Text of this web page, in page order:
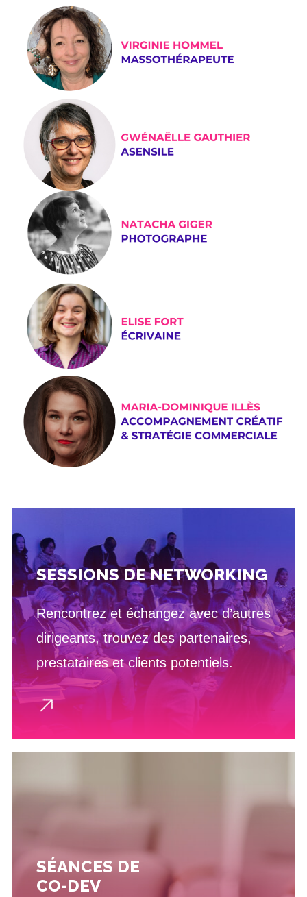
SESSIONS DE NETWORKING
Rencontrez et échangez avec d’autres
dirigeants, trouvez des partenaires,
prestataires et clients potentiels.
SÉANCES DE
CO-DEV